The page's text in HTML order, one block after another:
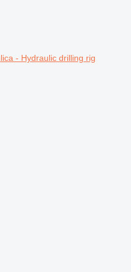
- Hydraulic drilling rig